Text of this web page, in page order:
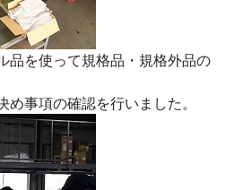
品を使って規格品・規格外品の
事項の確認を行いました。